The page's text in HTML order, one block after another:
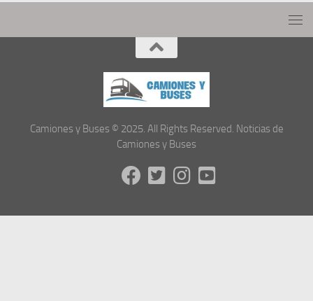
Camiones y Buses © 2025. All Rights Reserved. Noticias de
Camiones y Buses